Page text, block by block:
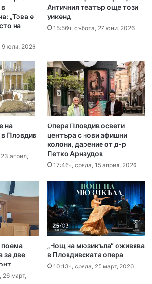
в
„Това е
на
9 юли, 2026
Античния театър още този
уикенд
15:56ч, събота, 27 юни, 2026
на
в Пловдив
23 април,
Опера Пловдив освети
центъра с нови афишни
колони, дарение от д-р
Петко Арнаудов
17:46ч, сряда, 15 април, 2026
за две
26 март,
„Нощ на мюзикъла“ оживява
в Пловдивската опера
10:13ч, сряда, 25 март, 2026